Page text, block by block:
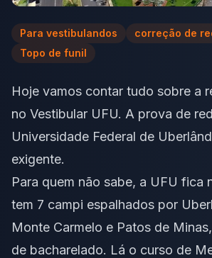
Para vestibulandos
correção de
Topo de funil
Hoje vamos contar tudo sobre a
no Vestibular UFU. A prova de
Universidade Federal de
exigente.
Para quem não sabe, a UFU fica
tem 7 campi espalhados por
Monte Carmelo e Patos de
de bacharelado. Lá o curso de